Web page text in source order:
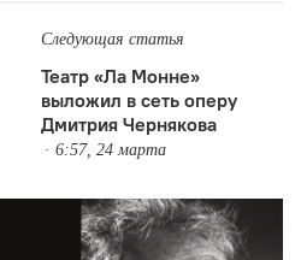
Следующая статья
Театр «Ла Монне»
выложил в сеть оперу
Дмитрия Чернякова
6:57, 24 марта